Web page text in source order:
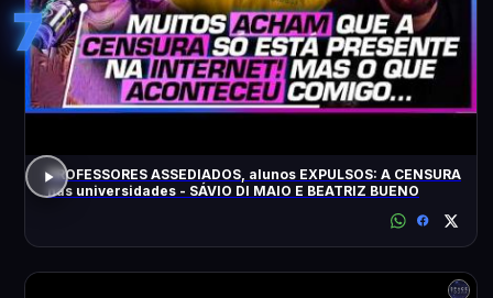
7
PROFESSORES ASSEDIADOS, alunos EXPULSOS: A CENSURA
nas universidades - SÁVIO DI MAIO E BEATRIZ BUENO